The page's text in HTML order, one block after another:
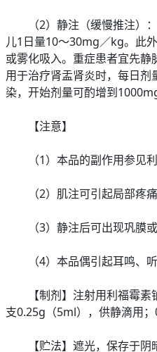
（2）静注（缓慢推注）
儿1日量10～30mg／kg。此
或雾化吸入。重症患者宜先静
用于治疗肾盂肾炎时，每日
染，开始剂量可酌增到
【注意】
（1）本品的副作用参见利
（2）肌注可引起局部疼痛
（3）静注后可出现巩膜或
（4）本品偶引起耳鸣、听
【制剂】注射用利福霉素
支0.25g（5ml），供静滴用
【贮法】遮光，保存于阴